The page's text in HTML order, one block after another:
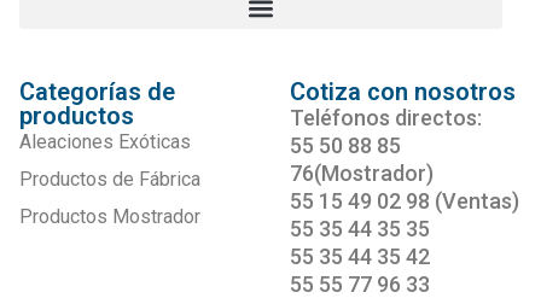
Categorías de
productos
Aleaciones Exóticas
Productos de Fábrica
Productos Mostrador
Cotiza con nosotros
Teléfonos directos:
55 50 88 85
76(Mostrador)
55 15 49 02 98 (Ventas)
55 35 44 35 35
55 35 44 35 42
55 55 77 96 33